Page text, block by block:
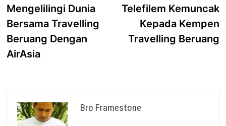
navigationpost:
Mengelilingi Dunia
Bersama Travelling
Beruang Dengan
AirAsia
Telefilem Kemuncak
Kepada Kempen
Travelling Beruang
Bro Framestone